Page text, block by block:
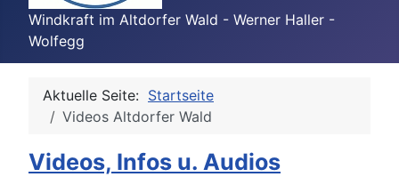
Windkraft im Altdorfer Wald - Werner Haller -
Wolfegg
Aktuelle Seite: Startseite
Videos Altdorfer Wald
Videos, Infos u. Audios